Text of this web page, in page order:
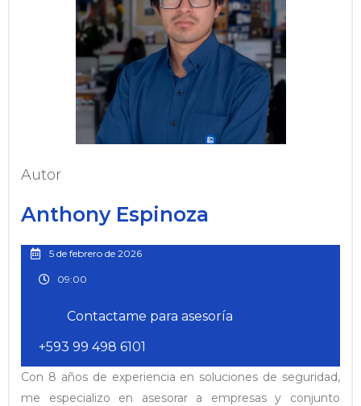
Autor
Anthony Espinoza
5 de febrero de 2026
09:00
Contactame para asesoría
+593 99 498 6101
Con 8 años de experiencia en soluciones de seguridad,
me especializo en asesorar a empresas y conjunto